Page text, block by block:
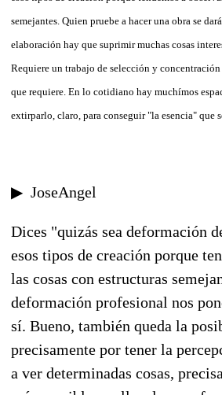
semejantes. Quien pruebe a hacer una obra se
elaboración hay que suprimir muchas cosas
Requiere un trabajo de selección y
que requiere. En lo cotidiano hay muchímos
extirparlo, claro, para conseguir "la esencia" que
▶ JoseAngel
Dices "quizás sea deformación
esos tipos de creación porque
las cosas con estructuras
deformación profesional nos
sí. Bueno, también queda la
precisamente por tener la
a ver determinadas cosas,